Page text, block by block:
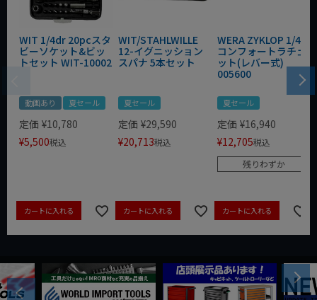
WIT 1/4dr 20pcスタ
ビーソケット&ビッ
トセット WIT-10002
動画あり 夏セール
定価 ¥10,780
¥5,500税込
カートに入れる
WIT/STAHLWILLE
12-イグニッション
スパナ 5本セット
夏セール
定価 ¥29,590
¥20,713税込
カートに入れる
WERA ZYKLOP 1/4"
コンフォートラチェ
ット(レバー式)
005600
夏セール
定価 ¥16,940
¥12,705税込
残りわずか
カートに入れる
Previous
Next